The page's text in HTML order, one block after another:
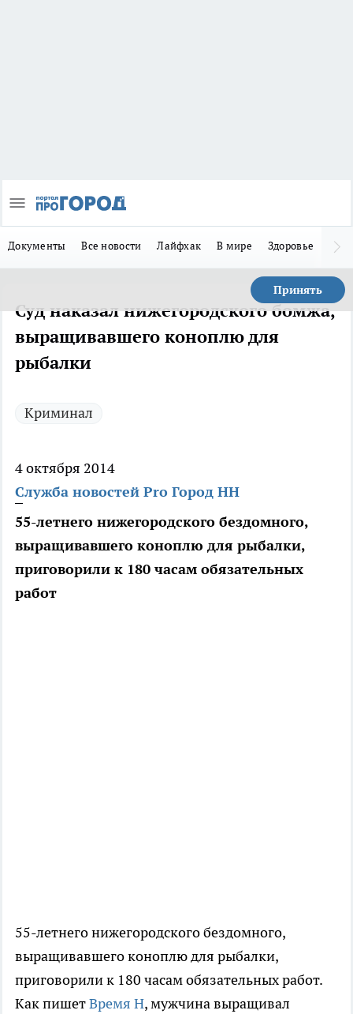
Документы Все новости Лайфхак В мире Здоровье
Принять
Суд наказал нижегородского бомжа,
выращивавшего коноплю для
рыбалки
Криминал
4 октября 2014
Служба новостей Pro Город НН
55-летнего нижегородского бездомного,
выращивавшего коноплю для рыбалки,
приговорили к 180 часам обязательных
работ
55-летнего нижегородского бездомного,
выращивавшего коноплю для рыбалки,
приговорили к 180 часам обязательных работ.
Как пишетВремя Н, мужчина выращивал